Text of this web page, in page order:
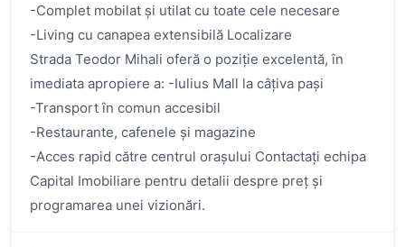
-Complet mobilat și utilat cu toate cele necesare
-Living cu canapea extensibilă Localizare
Strada Teodor Mihali oferă o poziție excelentă, în
imediata apropiere a: -Iulius Mall la câțiva pași
-Transport în comun accesibil
-Restaurante, cafenele și magazine
-Acces rapid către centrul orașului Contactați echipa
Capital Imobiliare pentru detalii despre preț și
programarea unei vizionări.